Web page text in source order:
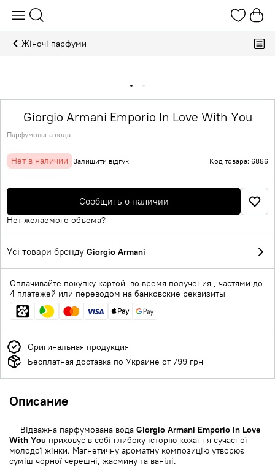
Жіночі парфуми
Giorgio Armani Emporio In Love With You
Парфумована вода
Нет в наличии Залишити відгук Код товара: 6886
Сообщить о наличии
Нет желаемого объема?
Усі товари бренду Giorgio Armani
Оплачивайте покупку картой, во время получения , частями до
4 платежей или переводом на банковские реквизиты
Оригинальная продукция
Бесплатная доставка по Украине от 799 грн
Описание
Відважна парфумована вода Giorgio Armani Emporio In Love
With You приховує в собі глибоку історію кохання сучасної
молодої жінки. Магнетичну ароматну композицію утворює
суміш чорної черешні, жасмину та ванілі.